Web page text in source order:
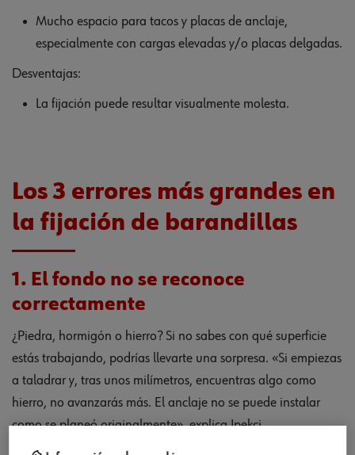
Mucho espacio para tacos y placas de anclaje,
especialmente con cargas elevadas y/o placas delgadas.
Desventajas:
La fijación puede resultar visualmente molesta.
Los 3 errores más grandes en
la fijación de barandillas
1. El fondo no se reconoce
correctamente
¿Piedra, hormigón o hierro? Si no sabes con qué superficie
estás trabajando, podrías llevarte una sorpresa. «Si empiezas
a taladrar y, tras unos milímetros, encuentras algo como
hierro, no avanzarás más. El anclaje no se puede instalar
como se planeó originalmente», explica Ipekci.